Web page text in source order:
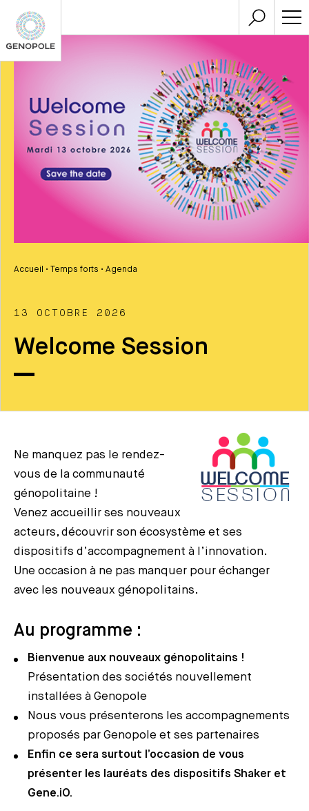
Accueil • Temps forts • Agenda
13 OCTOBRE 2026
Welcome Session
Ne manquez pas le rendez-
vous de la communauté
génopolitaine !
Venez accueillir ses nouveaux
acteurs, découvrir son écosystème et ses
dispositifs d’accompagnement à l’innovation.
Une occasion à ne pas manquer pour échanger
avec les nouveaux génopolitains.
Au programme :
Bienvenue aux nouveaux génopolitains !
Présentation des sociétés nouvellement
installées à Genopole
Nous vous présenterons les accompagnements
proposés par Genopole et ses partenaires
Enfin ce sera surtout l’occasion de vous
présenter les lauréats des dispositifs Shaker et
Gene.iO.